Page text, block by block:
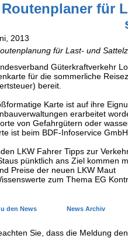
Routenplaner für
2013
für Last- und
Güterkraftverkehr
für die sommerliche
bereit.
Karte ist auf ihre
erarbeitet
von Gefahrgütern oder
ist beim BDF-Infoservice
LKW Fahrer Tipps zur
pünktlich ans Ziel kommen
Preise der neuen LKW Maut
zum Thema EG
den News News Archiv
Sie, dass die Meldung